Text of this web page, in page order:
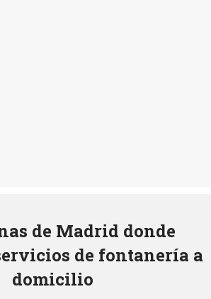
de Madrid donde
de fontanería a
domicilio